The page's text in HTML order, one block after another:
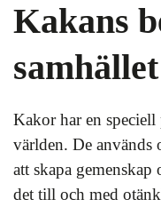
Kakans
samhället
Kakor har en
världen. De
att skapa gemenskap
det till och med